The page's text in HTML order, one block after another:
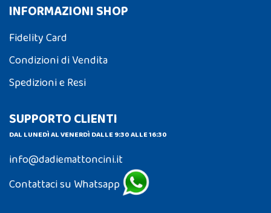
INFORMAZIONI SHOP
Fidelity Card
Condizioni di Vendita
Spedizioni e Resi
SUPPORTO CLIENTI
DAL LUNEDÌ AL VENERDÌ DALLE 9:30 ALLE 16:30
info@dadiemattoncini.it
Contattaci su Whatsapp